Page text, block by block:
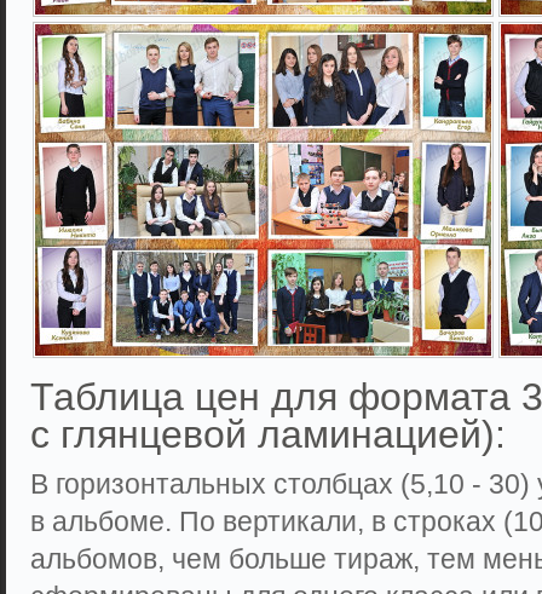
Таблица цен для формата
с глянцевой ламинацией):
В горизонтальных столбцах (5,10 - 30)
в альбоме. По вертикали, в строках
альбомов, чем больше тираж, тем